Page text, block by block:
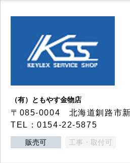
（有）ともやす金物店
〒085-0004 北海道釧路市
TEL：0154-22-5875
販売可 工事・取付可